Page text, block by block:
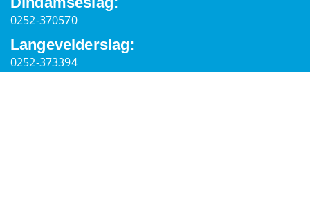
0252-370570
Langevelderslag:
0252-373394